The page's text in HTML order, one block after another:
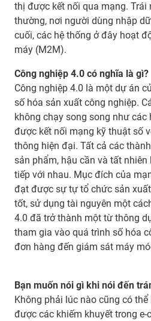
thị được kết nối qua mạng. Trái
thường, nơi người dùng nhập
cuối, các hệ thống ở đây hoạt
máy (M2M).
Công nghiệp 4.0 có nghĩa là gì?
Công nghiệp 4.0 là một dự án
số hóa sản xuất công nghiệp.
không chạy song song như các
được kết nối mạng kỹ thuật số
thông hiện đại. Tất cả các
sản phẩm, hậu cần và tất
tiếp với nhau. Mục đích của
đạt được sự tự tổ chức sản
tốt, sử dụng tài nguyên một
4.0 đã trở thành một từ thông
tham gia vào quá trình số hóa
đơn hàng đến giám sát máy
Bạn muốn nói gì khi nói đến
Không phải lúc nào cũng có
được các khiếm khuyết trong e-